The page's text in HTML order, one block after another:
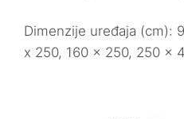
Dimenzije uređaja (cm):
x 250, 160 x 250, 250 x